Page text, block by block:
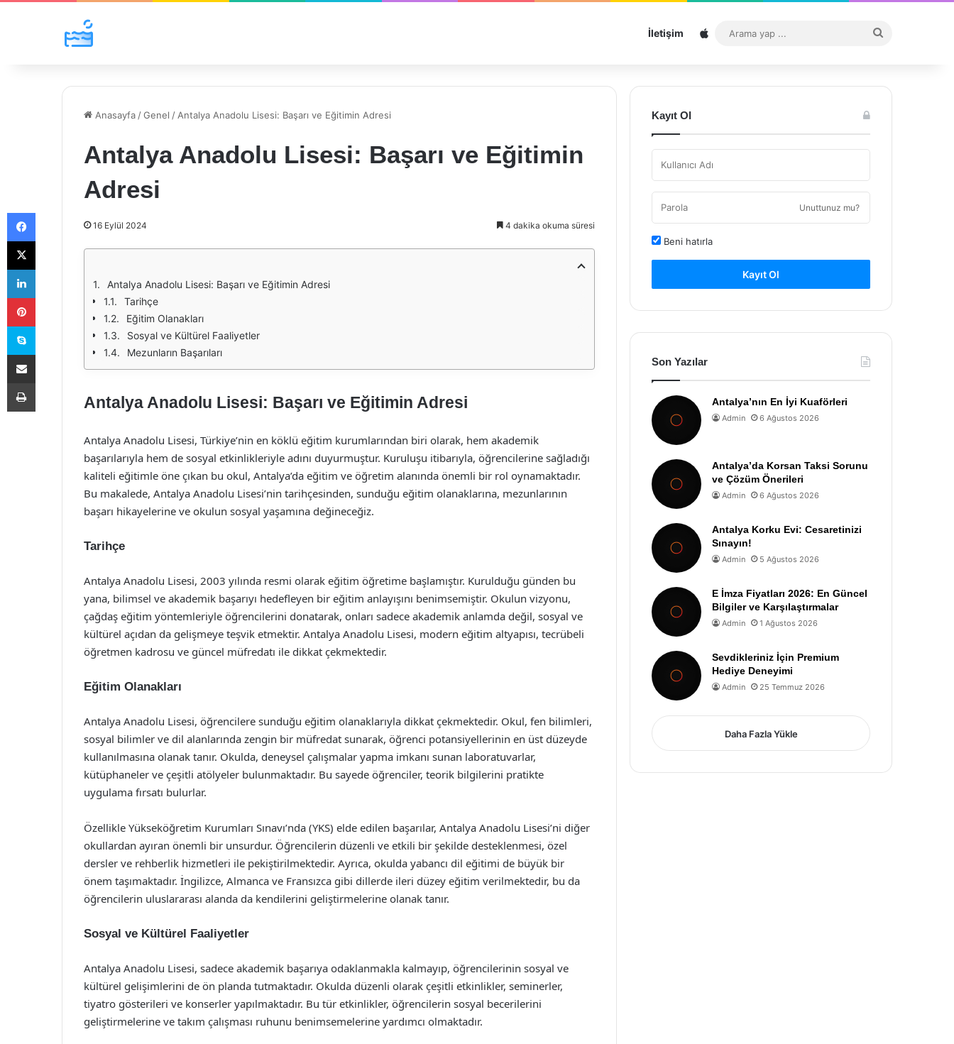
İletişim Sitemap
...
Anasayfa /Genel / Antalya Anadolu Lisesi: Başarı ve Eğitimin Adresi
Antalya Anadolu Lisesi: Başarı ve Eğitimin
Adresi
16 Eylül 2024 4 dakika okuma süresi
Antalya Anadolu Lisesi: Başarı ve Eğitimin Adresi
Tarihçe
Eğitim Olanakları
Sosyal ve Kültürel Faaliyetler
Mezunların Başarıları
Antalya Anadolu Lisesi: Başarı ve Eğitimin Adresi
Antalya Anadolu Lisesi, Türkiye’nin en köklü eğitim kurumlarından biri olarak, hem akademik
başarılarıyla hem de sosyal etkinlikleriyle adını duyurmuştur. Kuruluşu itibarıyla, öğrencilerine sağladığı
kaliteli eğitimle öne çıkan bu okul, Antalya’da eğitim ve öğretim alanında önemli bir rol oynamaktadır.
Bu makalede, Antalya Anadolu Lisesi’nin tarihçesinden, sunduğu eğitim olanaklarına, mezunlarının
başarı hikayelerine ve okulun sosyal yaşamına değineceğiz.
Tarihçe
Antalya Anadolu Lisesi, 2003 yılında resmi olarak eğitim öğretime başlamıştır. Kurulduğu günden bu
yana, bilimsel ve akademik başarıyı hedefleyen bir eğitim anlayışını benimsemiştir. Okulun vizyonu,
çağdaş eğitim yöntemleriyle öğrencilerini donatarak, onları sadece akademik anlamda değil, sosyal ve
kültürel açıdan da gelişmeye teşvik etmektir. Antalya Anadolu Lisesi, modern eğitim altyapısı, tecrübeli
öğretmen kadrosu ve güncel müfredatı ile dikkat çekmektedir.
Eğitim Olanakları
Antalya Anadolu Lisesi, öğrencilere sunduğu eğitim olanaklarıyla dikkat çekmektedir. Okul, fen bilimleri,
sosyal bilimler ve dil alanlarında zengin bir müfredat sunarak, öğrenci potansiyellerinin en üst düzeyde
kullanılmasına olanak tanır. Okulda, deneysel çalışmalar yapma imkanı sunan laboratuvarlar,
kütüphaneler ve çeşitli atölyeler bulunmaktadır. Bu sayede öğrenciler, teorik bilgilerini pratikte
uygulama fırsatı bulurlar.
Özellikle Yükseköğretim Kurumları Sınavı’nda (YKS) elde edilen başarılar, Antalya Anadolu Lisesi’ni diğer
okullardan ayıran önemli bir unsurdur. Öğrencilerin düzenli ve etkili bir şekilde desteklenmesi, özel
dersler ve rehberlik hizmetleri ile pekiştirilmektedir. Ayrıca, okulda yabancı dil eğitimi de büyük bir
önem taşımaktadır. İngilizce, Almanca ve Fransızca gibi dillerde ileri düzey eğitim verilmektedir, bu da
öğrencilerin uluslararası alanda da kendilerini geliştirmelerine olanak tanır.
Sosyal ve Kültürel Faaliyetler
Antalya Anadolu Lisesi, sadece akademik başarıya odaklanmakla kalmayıp, öğrencilerinin sosyal ve
kültürel gelişimlerini de ön planda tutmaktadır. Okulda düzenli olarak çeşitli etkinlikler, seminerler,
tiyatro gösterileri ve konserler yapılmaktadır. Bu tür etkinlikler, öğrencilerin sosyal becerilerini
geliştirmelerine ve takım çalışması ruhunu benimsemelerine yardımcı olmaktadır.
Kayıt Ol
Unuttunuz mu?
Beni hatırla
Kayıt Ol
Son Yazılar
Antalya’nın En İyi Kuaförleri
Admin 6 Ağustos 2026
Antalya’da Korsan Taksi Sorunu
ve Çözüm Önerileri
Admin 6 Ağustos 2026
Antalya Korku Evi: Cesaretinizi
Sınayın!
Admin 5 Ağustos 2026
E İmza Fiyatları 2026: En Güncel
Bilgiler ve Karşılaştırmalar
Admin 1 Ağustos 2026
Sevdikleriniz İçin Premium
Hediye Deneyimi
Admin 25 Temmuz 2026
Daha Fazla Yükle
Facebook
X
LinkedIn
Pinterest
Skype
E-Posta ile paylaş